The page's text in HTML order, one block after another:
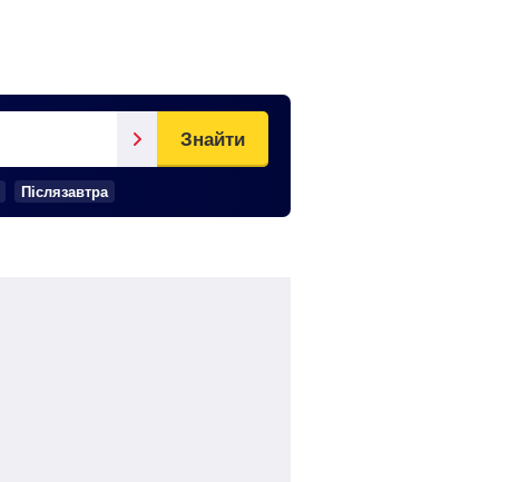
Післязавтра
Знайти